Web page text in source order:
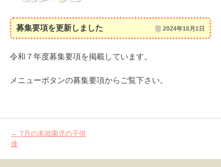
募集要項を更新しました 2024年10月1日
令和７年度募集要項を掲載しています。
メニューボタンの募集要項からご覧下さい。
Post
navigation
← 7月の未就園児の子供
達